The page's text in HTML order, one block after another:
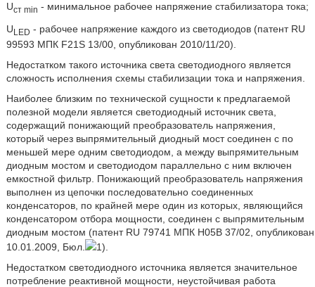
Uст min - минимальное рабочее напряжение стабилизатора тока;
ULED - рабочее напряжение каждого из светодиодов (патент RU
99593 МПК F21S 13/00, опубликован 2010/11/20).
Недостатком такого источника света светодиодного является
сложность исполнения схемы стабилизации тока и напряжения.
Наиболее близким по технической сущности к предлагаемой
полезной модели является светодиодный источник света,
содержащий понижающий преобразователь напряжения,
который через выпрямительный диодный мост соединен с по
меньшей мере одним светодиодом, а между выпрямительным
диодным мостом и светодиодом параллельно с ним включен
емкостной фильтр. Понижающий преобразователь напряжения
выполнен из цепочки последовательно соединенных
конденсаторов, по крайней мере один из которых, являющийся
конденсатором отбора мощности, соединен с выпрямительным
диодным мостом (патент RU 79741 МПК Н05В 37/02, опубликован
10.01.2009, Бюл.
1).
Недостатком светодиодного источника является значительное
потребление реактивной мощности, неустойчивая работа